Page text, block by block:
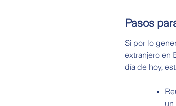
Pasos
Si por lo
extranjero en
día de hoy,
un